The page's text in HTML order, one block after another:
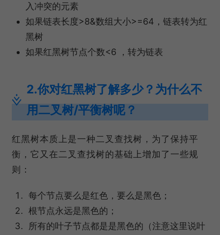
入冲突的元素
如果链表长度>8&数组大小>=64，链表转为红
黑树
如果红黑树节点个数<6 ，转为链表
2.你对红黑树了解多少？为什么不
用二叉树/平衡树呢？
红黑树本质上是一种二叉查找树，为了保持平
衡，它又在二叉查找树的基础上增加了一些规
则：
每个节点要么是红色，要么是黑色；
根节点永远是黑色的；
所有的叶子节点都是是黑色的（注意这里说叶